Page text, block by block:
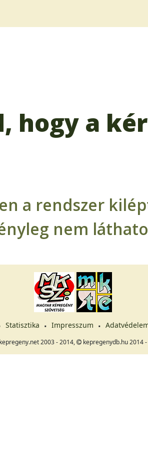
hogy a
a rendszer
nem
Statisztika Impresszum
2003 - 2014, kepregenydb.hu 2014 -